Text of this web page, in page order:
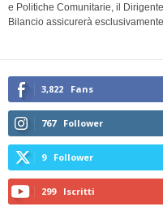
e Politiche Comunitarie, il
Bilancio assicurerà
3,822 Fans
767 Follower
9 Follower
299 Iscritti